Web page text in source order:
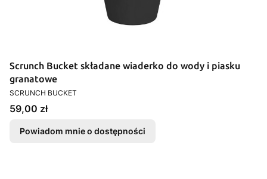
Scrunch Bucket składane wiaderko do wody i piasku
granatowe
PRODUCENT
SCRUNCH BUCKET
Cena
59,00 zł
Powiadom mnie o dostępności